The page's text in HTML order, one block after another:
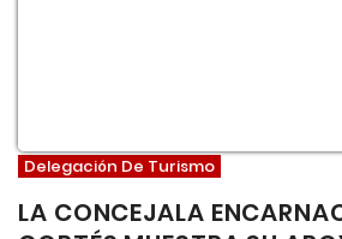
Delegación De Turismo
LA CONCEJALA